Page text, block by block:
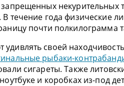
некурительных
течение года физические
почти полкилограмма
своей
рыбаки-
сигареты. Также
и коробках из-под